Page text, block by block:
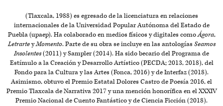
(Tlaxcala, 1988) es egresado de la licenciatura en relaciones
internacionales de la Universidad Popular Autónoma del Estado de
Puebla (upaep). Ha colaborado en medios físicos y digitales comoÁgora,
LetrarteyMomento. Parte de su obra se incluye en las antologías Seamos
Insolentes(2011) y Sampler (2014). Ha sido becario del Programa de
Estímulo a la Creación y Desarrollo Artístico (PECDA; 2013, 2018), del
Fondo para la Cultura y las Artes (Fonca, 2016) y de Interfaz (2018).
Asimismo, obtuvo el Premio Estatal Dolores Castro de Poesía 2016, el
Premio Tlaxcala de Narrativa 2017 y una mención honorífica en el XXXIV
Premio Nacional de Cuento Fantástico y de Ciencia Ficción (2018).